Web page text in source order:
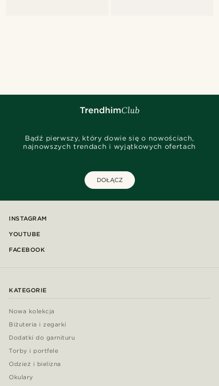
Bądź pierwszy, który dowie się o nowościach,
najnowszych trendach i wyjątkowych ofertach
DOŁĄCZ
INSTAGRAM
YOUTUBE
FACEBOOK
KATEGORIE
Nowa kolekcja
Biżuteria i zegarki
Dodatki do garnituru
Torby i portfele
Odzież i bielizna
Okulary